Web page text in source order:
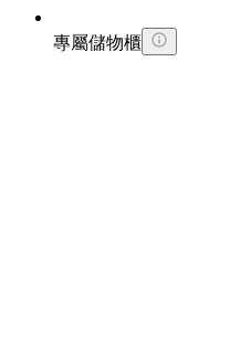
專屬儲物櫃